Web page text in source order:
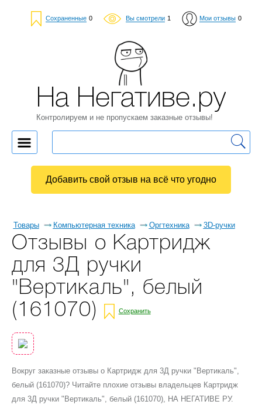
Сохраненные 0 Вы смотрели 1 Мои отзывы 0
Товары Компьютерная техника Оргтехника 3D-ручки
Отзывы о Картридж
для 3Д ручки
"Вертикаль", белый
(161070)
Сохранить
Вокруг заказные отзывы о Картридж для 3Д ручки "Вертикаль",
белый (161070)? Читайте плохие отзывы владельцев Картридж
для 3Д ручки "Вертикаль", белый (161070), НА НЕГАТИВЕ РУ.
На Негативе.ру
Контролируем и не пропускаем заказные отзывы!
Добавить свой отзыв на всё что угодно